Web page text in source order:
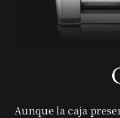
Aunque la caja